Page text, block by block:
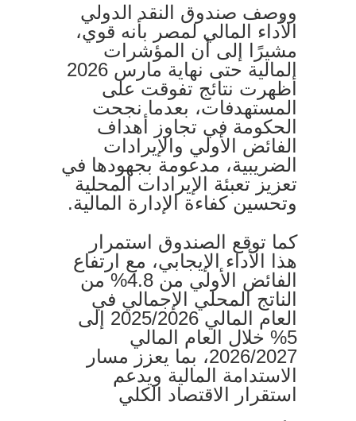
ووصف صندوق النقد الدولي
الأداء المالي لمصر بأنه قوي،
مشيرًا إلى أن المؤشرات
المالية حتى نهاية مارس 2026
أظهرت نتائج تفوقت على
المستهدفات، بعدما نجحت
الحكومة في تجاوز أهداف
الفائض الأولي والإيرادات
الضريبية، مدعومة بجهودها في
تعزيز تعبئة الإيرادات المحلية
وتحسين كفاءة الإدارة المالية.
كما توقع الصندوق استمرار
هذا الأداء الإيجابي، مع ارتفاع
الفائض الأولي من 4.8% من
الناتج المحلي الإجمالي في
العام المالي 2025/2026 إلى
5% خلال العام المالي
2026/2027، بما يعزز مسار
الاستدامة المالية ويدعم
استقرار الاقتصاد الكلي